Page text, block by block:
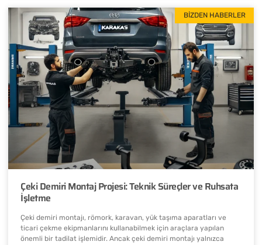
BIZDEN HABERLER
Çeki Demiri Montaj Projesi: Teknik Süreçler ve Ruhsata
İşletme
Çeki demiri montajı, römork, karavan, yük taşıma aparatları ve
ticari çekme ekipmanlarını kullanabilmek için araçlara yapılan
önemli bir tadilat işlemidir. Ancak çeki demiri montajı yalnızca